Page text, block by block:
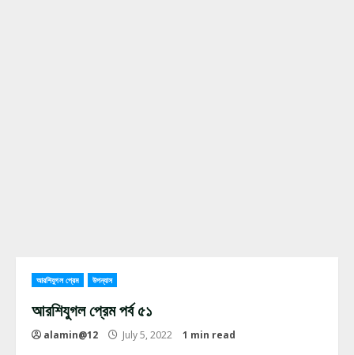
আরশিযুগল প্রেম উপন্যাস
আরশিযুগল প্রেম পর্ব ৫১
alamin@12 July 5, 2022 1 min read